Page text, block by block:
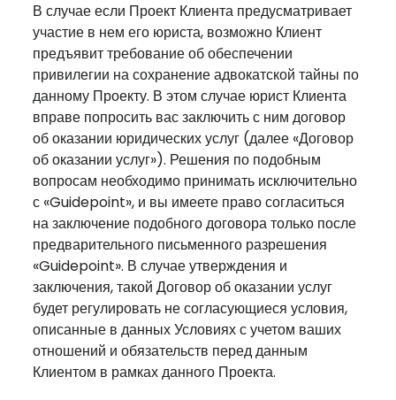
В случае если Проект Клиента предусматривает
участие в нем его юриста, возможно Клиент
предъявит требование об обеспечении
привилегии на сохранение адвокатской тайны по
данному Проекту. В этом случае юрист Клиента
вправе попросить вас заключить с ним договор
об оказании юридических услуг (далее «Договор
об оказании услуг»). Решения по подобным
вопросам необходимо принимать исключительно
с «Guidepoint», и вы имеете право согласиться
на заключение подобного договора только после
предварительного письменного разрешения
«Guidepoint». В случае утверждения и
заключения, такой Договор об оказании услуг
будет регулировать не согласующиеся условия,
описанные в данных Условиях с учетом ваших
отношений и обязательств перед данным
Клиентом в рамках данного Проекта.